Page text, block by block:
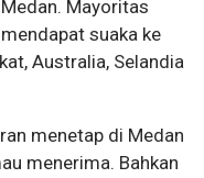
Mayoritas
suaka ke
Australia, Selandia
menetap di Medan
menerima. Bahkan